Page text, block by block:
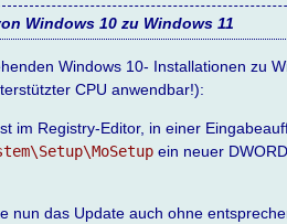
Windows 10 zu Windows 11
Windows 10- Installationen zu
CPU anwendbar!):
im Registry-Editor, in einer
ein neuer
nun das Update auch ohne